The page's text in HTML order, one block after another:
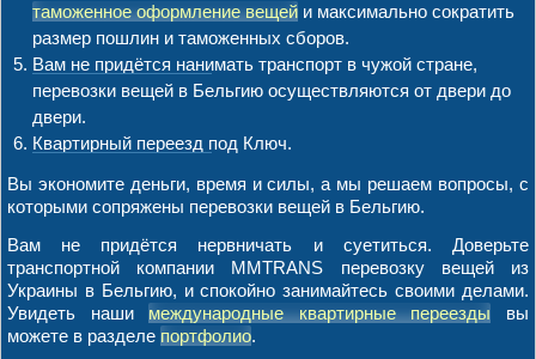
таможенное оформление вещей и максимально сократить
размер пошлин и таможенных сборов.
Вам не придётся нанимать транспорт в чужой стране,
перевозки вещей в Бельгию осуществляются от двери до
двери.
Квартирный переезд под Ключ.
Вы экономите деньги, время и силы, а мы решаем вопросы, с
которыми сопряжены перевозки вещей в Бельгию.
Вам не придётся нервничать и суетиться. Доверьте
транспортной компании MMTRANS перевозку вещей из
Украины в Бельгию, и спокойно занимайтесь своими делами.
Увидеть наши международные квартирные переезды вы
можете в разделе портфолио.